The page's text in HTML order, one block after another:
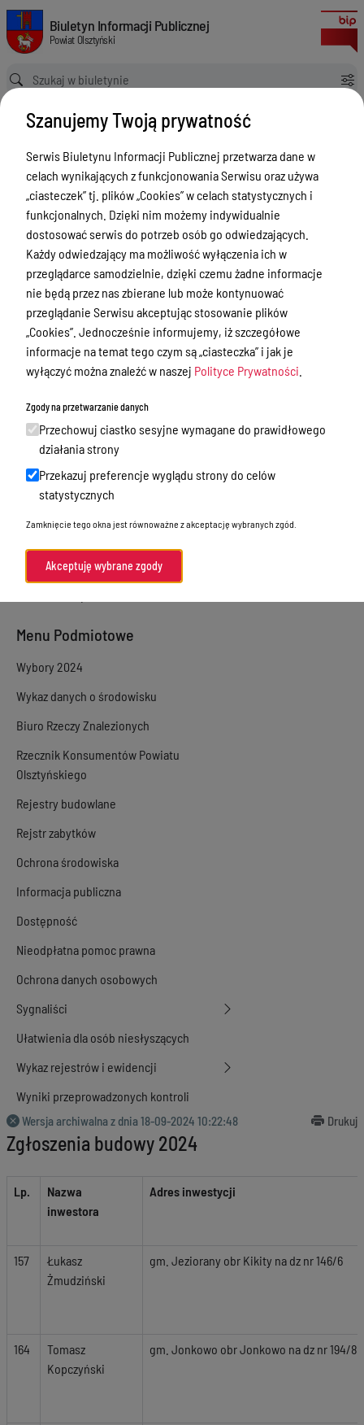
Zgłoszenia budowy 2024
Biuletyn Informacji Publicznej Powiat Olsztyński
Biuletyn Informacji Publicznej
Powiat Olsztyński
Ścieżka powrotu
Strona główna Rejestry budowlane Zgłoszenia budowy 2024
Rejestry budowlane
Menu Przedmiotowe
Kontakt i telefony w urzędzie
Ogłoszenia
Powiat Olsztyński
Rada Powiatu
Starostwo Powiatowe
Zbycie, użytkowanie wieczyste, najem,
dzierżawa, użyczenie
Sprawy załatwiane internetowo
Oświadczenia majątkowe
e-Puap/ e-Doręczenia
Akty prawne
Menu Podmiotowe
Wybory 2024
Wykaz danych o środowisku
Biuro Rzeczy Znalezionych
Rzecznik Konsumentów Powiatu
Olsztyńskiego
Rejestry budowlane
Rejstr zabytków
Ochrona środowiska
Informacja publiczna
Dostępność
Nieodpłatna pomoc prawna
Ochrona danych osobowych
Sygnaliści
Ułatwienia dla osób niesłyszących
Wykaz rejestrów i ewidencji
Wyniki przeprowadzonych kontroli
Wersja archiwalna z dnia 18-09-2024 10:22:48 Drukuj
Zgłoszenia budowy 2024
Lp.
Nazwa
inwestora
Adres inwestycji
157
Łukasz
Żmudziński
gm. Jeziorany obr Kikity na dz nr 146/6
164
Tomasz
Kopczyński
gm. Jonkowo obr Jonkowo na dz nr 194/8,
Szanujemy Twoją prywatność
Serwis Biuletynu Informacji Publicznej przetwarza dane w
celach wynikających z funkcjonowania Serwisu oraz używa
„ciasteczek” tj. plików „Cookies” w celach statystycznych i
funkcjonalnych. Dzięki nim możemy indywidualnie
dostosować serwis do potrzeb osób go odwiedzających.
Każdy odwiedzający ma możliwość wyłączenia ich w
przeglądarce samodzielnie, dzięki czemu żadne informacje
nie będą przez nas zbierane lub może kontynuować
przeglądanie Serwisu akceptując stosowanie plików
„Cookies”. Jednocześnie informujemy, iż szczegółowe
informacje na temat tego czym są „ciasteczka” i jak je
wyłączyć można znaleźć w naszej Polityce Prywatności
Zgody na przetwarzanie danych
Przechowuj ciastko sesyjne wymagane do prawidłowego
działania strony
Przekazuj preferencje wyglądu strony do celów
statystycznych
Zamknięcie tego okna jest równoważne z akceptację wybranych zgód.
Akceptuję wybrane zgody